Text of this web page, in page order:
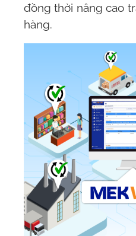
đồng thời nâng cao
hàng.